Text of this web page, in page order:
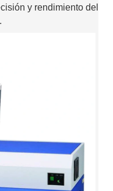
y rendimiento del